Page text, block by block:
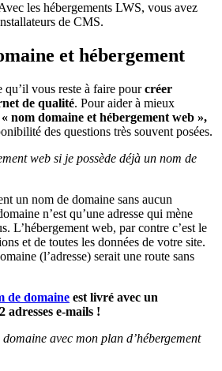
les hébergements LWS, vous avez
de CMS.
et hébergement
qu’il vous reste à faire pourcréer
de qualité. Pour aider à mieux
nom domaine et hébergement web »,
des questions très souvent posées.
web si je possède déjà un nom de
un nom de domaine sans aucun
n’est qu’une adresse qui mène
L’hébergement web, par contre c’est le
et de toutes les données de votre site.
(l’adresse) serait une route sans
de domaine est livré avec un
adresses e-mails !
avec mon plan d’hébergement